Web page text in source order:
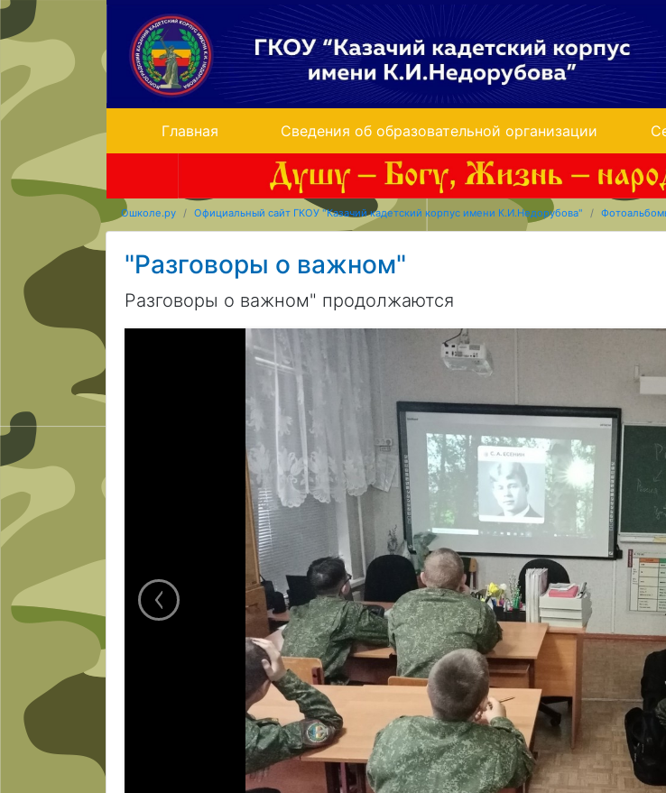
Главная Сведения об образовательной организации
Ошколе.ру Официальный сайт ГКОУ "Казачий кадетский корпус имени К.И.Недорубова"
"Разговоры о важном"
Разговоры о важном" продолжаются